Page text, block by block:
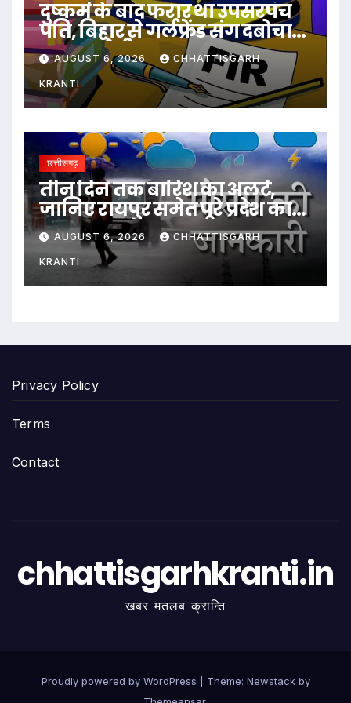
दुष्कर्म के बाद फरार था उपसरपंच
पति, बिहार से गर्लफ्रेंड संग दबोचा
गया आरोपी
AUGUST 6, 2026 CHHATTISGARH
KRANTI
छत्तीसगढ़
तीन दिन तक बारिश का अलर्ट,
जानिए रायपुर समेत पूरे प्रदेश का
हाल…
AUGUST 6, 2026 CHHATTISGARH
KRANTI
Privacy Policy
Terms
Contact
chhattisgarhkranti.in
खबर मतलब क्रान्ति
Proudly powered by WordPress Theme: Newstackby